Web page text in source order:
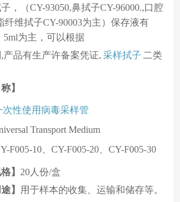
，（CY-93050,鼻拭子CY-96000.,口腔
纤维拭子CY-90003为主）保存液有
5ml为主，可以根据
产品有生产许备案凭证, 采样拭子 二类
】
次性使用病毒采样管
Transport Medium
F005-10、CY-F005-20、CY-F005-30
】 20人份/盒
】
用于样本的收集、运输和储存等。